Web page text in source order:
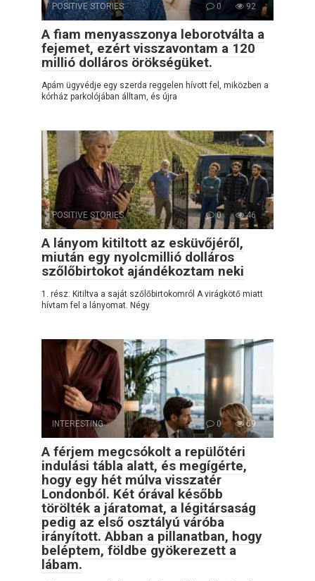
POSITIVE STORIES 0 92
A fiam menyasszonya leborotválta a
fejemet, ezért visszavontam a 120
millió dolláros örökségüket.
Apám ügyvédje egy szerda reggelen hívott fel, miközben a
kórház parkolójában álltam, és újra
POSITIVE STORIES 0 46
A lányom kitiltott az esküvőjéről,
miután egy nyolcmillió dolláros
szőlőbirtokot ajándékoztam neki
1. rész: Kitiltva a saját szőlőbirtokomról A virágkötő miatt
hívtam fel a lányomat. Négy
INTERESTING 0 69
A férjem megcsókolt a repülőtéri
indulási tábla alatt, és megígérte,
hogy egy hét múlva visszatér
Londonból. Két órával később
törölték a járatomat, a légitársaság
pedig az első osztályú váróba
irányított. Abban a pillanatban, hogy
beléptem, földbe gyökerezett a
lábam.